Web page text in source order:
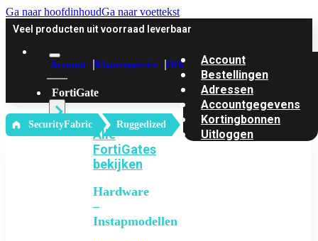
Ga naar hoofdinhoudGa naar voettekst
Veel producten uit voorraad leverbaar
Account Klantenservice Offerte
FortiGate
Alle
FortiGates
bekijken
Hardware
–
Instapmodellen
Account
Bestellingen
Adressen
Accountgegevens
Kortingbonnen
Uitloggen
‎ SecurityFabric Ruggedized